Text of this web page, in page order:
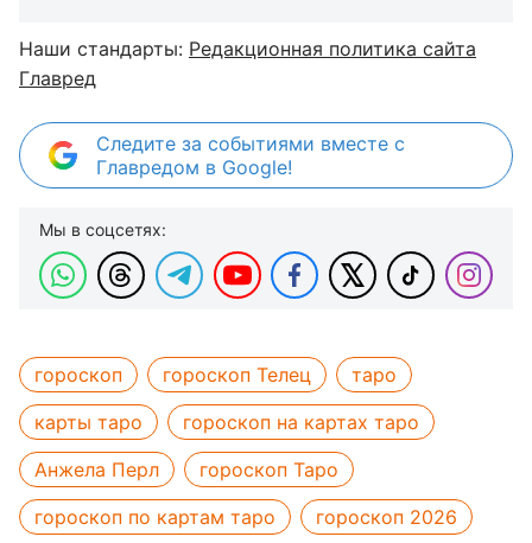
Наши стандарты: Редакционная политика сайта
Главред
Следите за событиями вместе с
Главредом в Google!
Мы в соцсетях:
гороскоп гороскоп Телец
таро
карты таро
гороскоп на картах таро
Анжела Перл
гороскоп Таро
гороскоп по картам таро
гороскоп 2026